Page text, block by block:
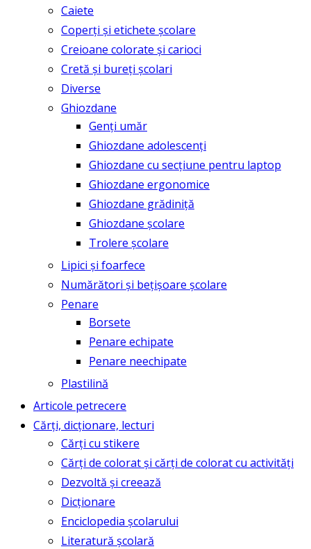
Caiete
Coperți și etichete școlare
Creioane colorate și carioci
Cretă și bureți școlari
Diverse
Ghiozdane
Genți umăr
Ghiozdane adolescenți
Ghiozdane cu secțiune pentru laptop
Ghiozdane ergonomice
Ghiozdane grădiniță
Ghiozdane școlare
Trolere școlare
Lipici și foarfece
Numărători și bețișoare școlare
Penare
Borsete
Penare echipate
Penare neechipate
Plastilină
Articole petrecere
Cărți, dicționare, lecturi
Cărți cu stikere
Cărți de colorat și cărți de colorat cu activități
Dezvoltă și creează
Dicționare
Enciclopedia școlarului
Literatură școlară